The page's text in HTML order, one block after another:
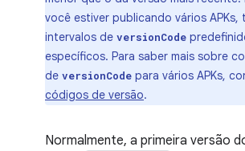
você estiver publicando vários APKs,
intervalos de versionCode
específicos. Para saber mais sobre
de versionCode para vários APKs,
códigos de versão.
Normalmente, a primeira versão